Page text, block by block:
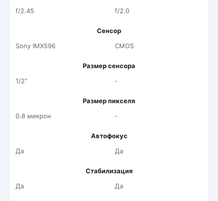
f/2.45
f/2.0
Сенсор
Sony IMX596
CMOS
Размер сенсора
1/2"
-
Размер пикселя
0.8 микрон
-
Автофокус
Да
Да
Стабилизация
Да
Да